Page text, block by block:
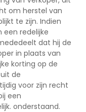
om herstel van
te zijn. Indien
redelijke
dat hij de
in plaats van
korting op de
de
voor zijn recht
een
onderstaand.